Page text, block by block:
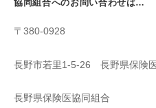
協同組合へのお問い合わせは…
〒380-0928
長野市若里1-5-26 長野県保険
長野県保険医協同組合